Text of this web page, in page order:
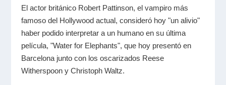
El actor británico Robert Pattinson, el vampiro más
famoso del Hollywood actual, consideró hoy "un alivio"
haber podido interpretar a un humano en su última
película, "Water for Elephants", que hoy presentó en
Barcelona junto con los oscarizados Reese
Witherspoon y Christoph Waltz.